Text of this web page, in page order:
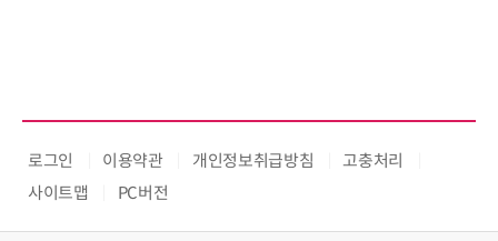
로그인 이용약관 개인정보취급방침
고충처리
사이트맵
PC버전